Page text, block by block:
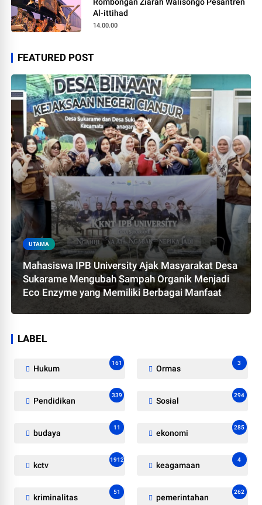
Al-ittihad
14.00.00
FEATURED POST
UTAMA
Mahasiswa IPB University Ajak Masyarakat Desa
Sukarame Mengubah Sampah Organik Menjadi
Eco Enzyme yang Memiliki Berbagai Manfaat
LABEL
Hukum
161
Ormas
3
Pendidikan
339
Sosial
294
budaya
11
ekonomi
285
kctv
1912
keagamaan
4
kriminalitas
51
pemerintahan
262